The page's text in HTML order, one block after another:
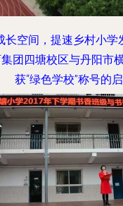
长空间，提速乡村小学
团四塘校区与丹阳市
获“绿色学校”称号的